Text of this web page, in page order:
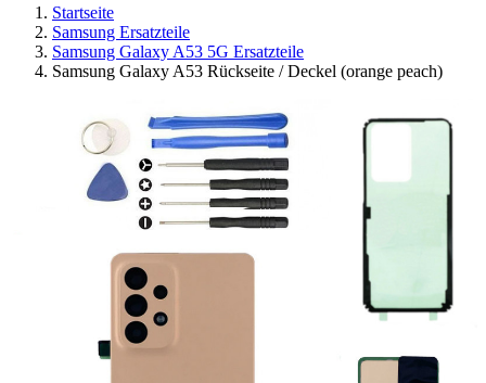
Startseite
Samsung Ersatzteile
Samsung Galaxy A53 5G Ersatzteile
Samsung Galaxy A53 Rückseite / Deckel (orange peach)